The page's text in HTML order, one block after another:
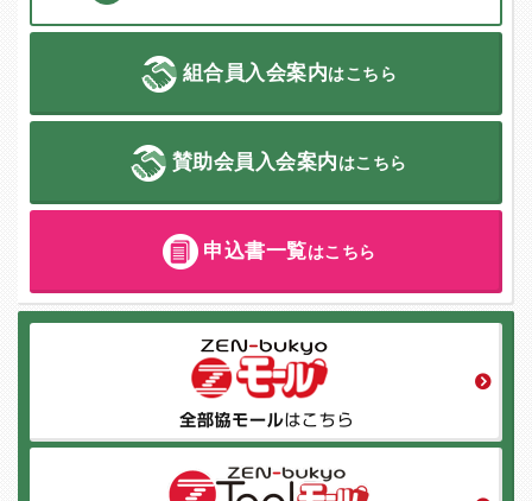
組合員入会案内はこちら
賛助会員入会案内はこちら
申込書一覧はこちら